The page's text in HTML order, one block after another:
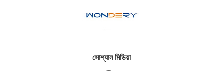
সোশ্যাল মিডিয়া